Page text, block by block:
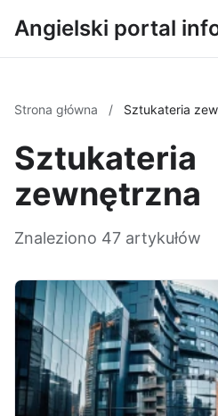
Angielski portal
Strona główna / Sztukateria
Sztukateria
zewnętrzna
Znaleziono 47 artykułów